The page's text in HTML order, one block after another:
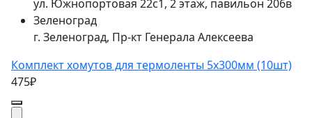
ул. Южнопортовая 22с1, 2 этаж, павильон 206в
Зеленоград
г. Зеленоград, Пр-кт Генерала Алексеева
Комплект хомутов для термоленты 5х300мм (10шт)
475₽